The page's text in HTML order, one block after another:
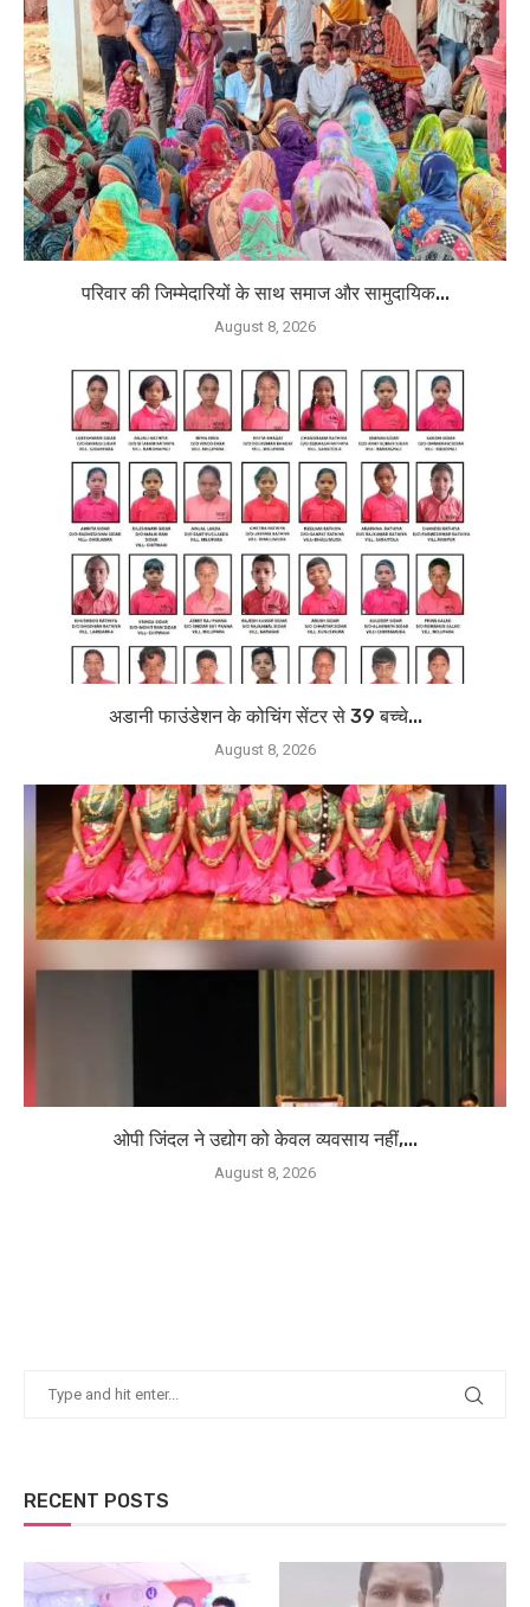
परिवार की जिम्मेदारियों के साथ समाज और सामुदायिक...
August 8, 2026
अडानी फाउंडेशन के कोचिंग सेंटर से 39 बच्चे...
August 8, 2026
ओपी जिंदल ने उद्योग को केवल व्यवसाय नहीं,...
August 8, 2026
RECENT POSTS